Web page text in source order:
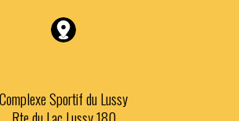
Complexe Sportif du Lussy